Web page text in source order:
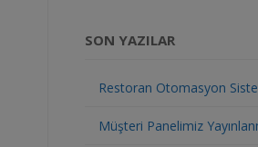
SON YAZILAR
Restoran Otomasyon
Müşteri Panelimiz